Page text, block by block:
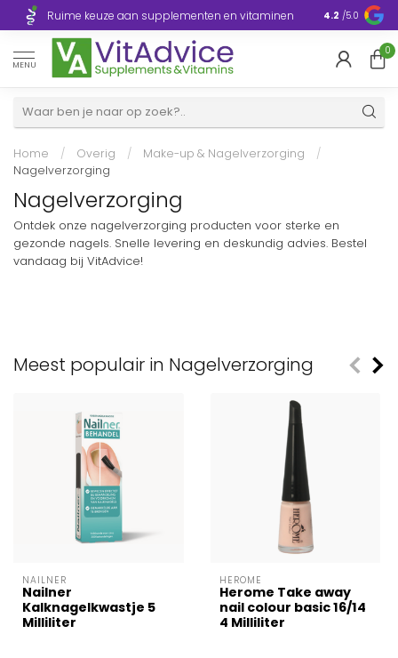
Ruime keuze aan supplementen en vitaminen Europa
4.2 /5.0
MENU
0
Home / Overig / Make-up & Nagelverzorging
/
Nagelverzorging
Nagelverzorging
Ontdek onze nagelverzorging producten voor sterke en
gezonde nagels. Snelle levering en deskundig advies. Bestel
vandaag bij VitAdvice!
Meest populair in Nagelverzorging
NAILNER
Nailner
Kalknagelkwastje 5
Milliliter
HEROME
Herome Take away
nail colour basic 16/14
4 Milliliter